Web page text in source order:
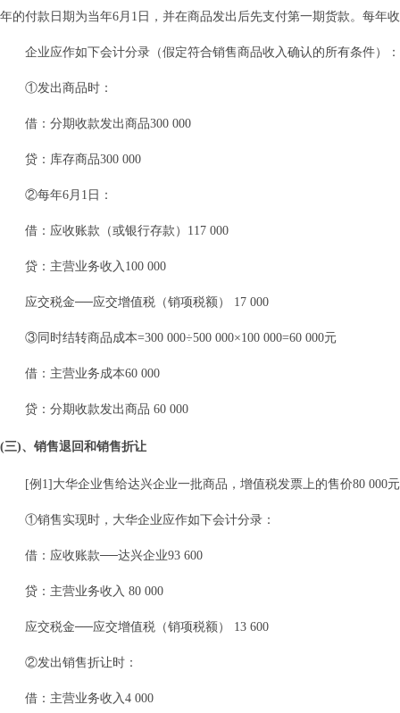
年的付款日期为当年6月1日，并在商品发出后先支付第一期货款。每年
企业应作如下会计分录（假定符合销售商品收入确认的所有条件）：
①发出商品时：
借：分期收款发出商品300 000
贷：库存商品300 000
②每年6月1日：
借：应收账款（或银行存款）117 000
贷：主营业务收入100 000
应交税金──应交增值税（销项税额） 17 000
③同时结转商品成本=300 000÷500 000×100 000=60 000元
借：主营业务成本60 000
贷：分期收款发出商品 60 000
(三)、销售退回和销售折让
[例1]大华企业售给达兴企业一批商品，增值税发票上的售价80 000
①销售实现时，大华企业应作如下会计分录：
借：应收账款──达兴企业93 600
贷：主营业务收入 80 000
应交税金──应交增值税（销项税额） 13 600
②发出销售折让时：
借：主营业务收入4 000